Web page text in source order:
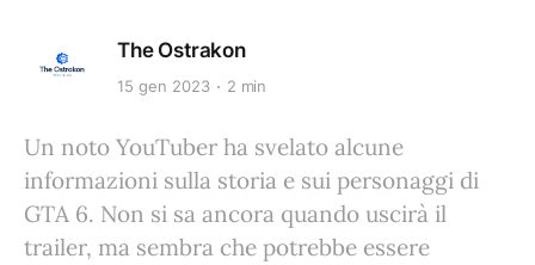
The Ostrakon
15 gen 2023 2 min
Un noto YouTuber ha svelato alcune
informazioni sulla storia e sui personaggi di
GTA 6. Non si sa ancora quando uscirà il
trailer, ma sembra che potrebbe essere